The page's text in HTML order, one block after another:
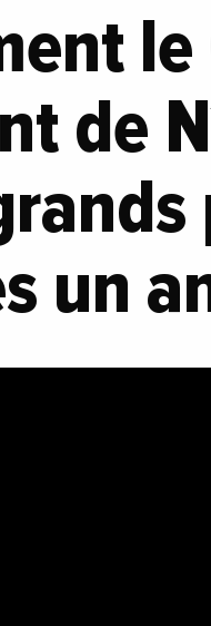
de
un